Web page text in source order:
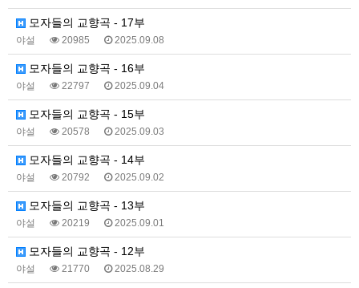
모자들의 교향곡 - 17부
야설 20985 2025.09.08
모자들의 교향곡 - 16부
야설 22797 2025.09.04
모자들의 교향곡 - 15부
야설 20578 2025.09.03
모자들의 교향곡 - 14부
야설 20792 2025.09.02
모자들의 교향곡 - 13부
야설 20219 2025.09.01
모자들의 교향곡 - 12부
야설 21770 2025.08.29